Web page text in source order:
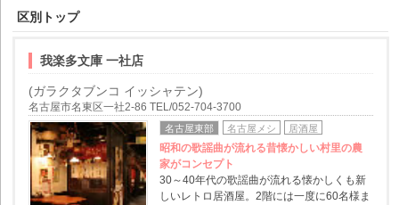
区別トップ
我楽多文庫 一社店
(ガラクタブンコ イッシャテン)
名古屋市名東区一社2-86 TEL/052-704-3700
名古屋東部 名古屋メシ 居酒屋
昭和の歌謡曲が流れる昔懐かしい村里の農
家がコンセプト
30～40年代の歌謡曲が流れる懐かしくも新
しいレトロ居酒屋。2階には一度に60名様ま